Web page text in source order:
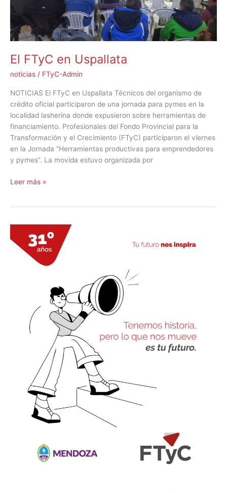
El FTyC en Uspallata
noticias / FTyC-Admin
NOTICIAS El FTyC en Uspallata Técnicos del organismo de
crédito oficial participaron de una jornada para pymes en la
localidad lasherina donde expusieron sobre herramientas de
financiamiento. Profesionales del Fondo Provincial para la
Transformación y el Crecimiento (FTyC) participaron el viernes
en la Jornada “Herramientas productivas para emprendedores
y pymes”. La movida estuvo organizada por
Leer más »
FTyC
anuncia
destinada
profesionales